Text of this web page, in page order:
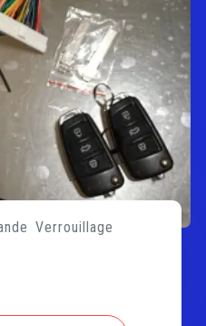
Verrouillage